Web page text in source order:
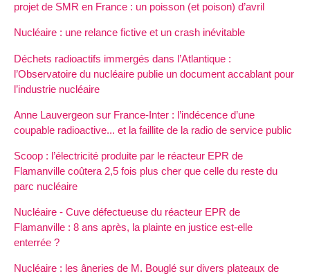
projet de SMR en France : un poisson (et poison) d’avril
Nucléaire : une relance fictive et un crash inévitable
Déchets radioactifs immergés dans l’Atlantique :
l’Observatoire du nucléaire publie un document accablant pour
l’industrie nucléaire
Anne Lauvergeon sur France-Inter : l’indécence d’une
coupable radioactive... et la faillite de la radio de service public
Scoop : l’électricité produite par le réacteur EPR de
Flamanville coûtera 2,5 fois plus cher que celle du reste du
parc nucléaire
Nucléaire - Cuve défectueuse du réacteur EPR de
Flamanville : 8 ans après, la plainte en justice est-elle
enterrée ?
Nucléaire : les âneries de M. Bouglé sur divers plateaux de